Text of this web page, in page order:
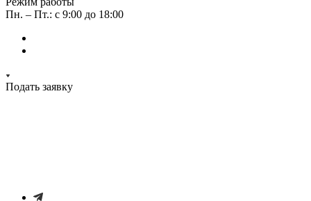
Пн. – Пт.: с 9:00 до 18:00
Подать заявку